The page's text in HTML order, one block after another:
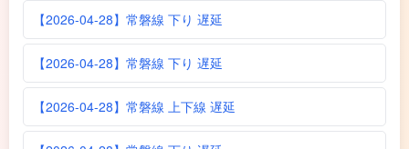
【2026-04-28】常磐線 下り 遅延
【2026-04-28】常磐線 下り 遅延
【2026-04-28】常磐線 上下線 遅延